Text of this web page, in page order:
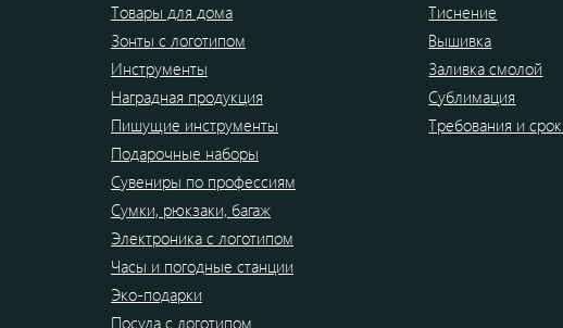
Товары для дома
Зонты с логотипом
Инструменты
Наградная продукция
Пишущие инструменты
Подарочные наборы
Сувениры по профессиям
Сумки, рюкзаки, багаж
Электроника с логотипом
Часы и погодные станции
Эко-подарки
Посуда с логотипом
Тиснение
Вышивка
Заливка смолой
Сублимация
Требования и